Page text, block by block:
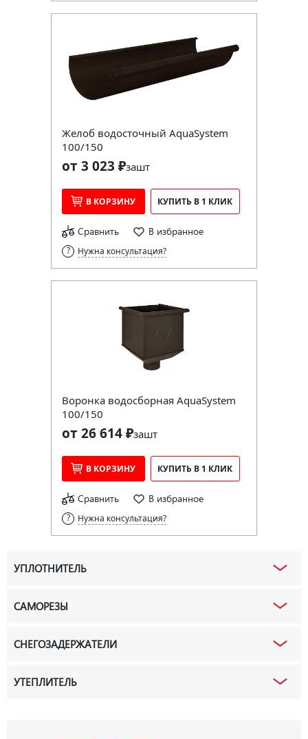
Желоб водосточный AquaSystem
100/150
от 3 023 ₽зашт
В КОРЗИНУ КУПИТЬ В 1 КЛИК
Сравнить В избранное
Нужна консультация?
Воронка водосборная AquaSystem
100/150
от 26 614 ₽зашт
В КОРЗИНУ КУПИТЬ В 1 КЛИК
Сравнить В избранное
Нужна консультация?
УПЛОТНИТЕЛЬ
САМОРЕЗЫ
СНЕГОЗАДЕРЖАТЕЛИ
УТЕПЛИТЕЛЬ